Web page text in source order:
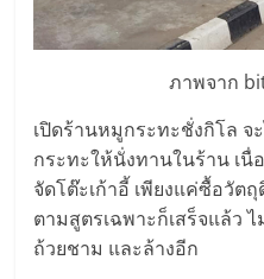
ปรึกษา
ฟรี,
บริการ
พัฒนา
ภาพจาก
เปิดร้านหมูกระทะชั่งกิโล จ
กระทะให้นั่งทานในร้าน เนื่
จัดโต๊ะเก้าอี้ เพียงแค่ซื้อวัต
ตามสูตรเฉพาะก็เสร็จแล้ว
ถ้วยชาม และล้างอีก